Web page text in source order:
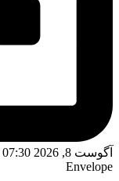
آگوست 8, 2026 07:30
Envelope